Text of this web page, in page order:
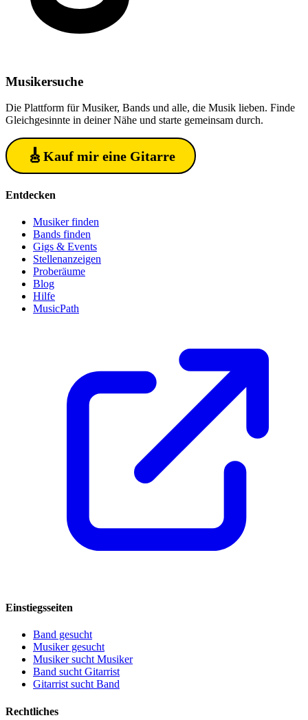
Musikersuche
Die Plattform für Musiker, Bands und alle, die Musik lieben. Finde
Gleichgesinnte in deiner Nähe und starte gemeinsam durch.
🎸 Kauf mir eine Gitarre
Entdecken
Musiker finden
Bands finden
Gigs & Events
Stellenanzeigen
Proberäume
Blog
Hilfe
MusicPath
Einstiegsseiten
Band gesucht
Musiker gesucht
Musiker sucht Musiker
Band sucht Gitarrist
Gitarrist sucht Band
Rechtliches